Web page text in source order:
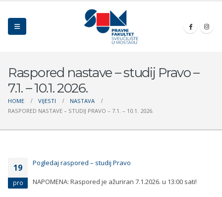
Raspored nastave – studij Pravo –
7.1. – 10.1. 2026.
HOME VIJESTI
NASTAVA
RASPORED NASTAVE – STUDIJ PRAVO – 7.1. – 10.1. 2026.
19
pro
Pogledaj raspored – studij Pravo
NAPOMENA: Raspored je ažuriran 7.1.2026. u 13:00 sati!